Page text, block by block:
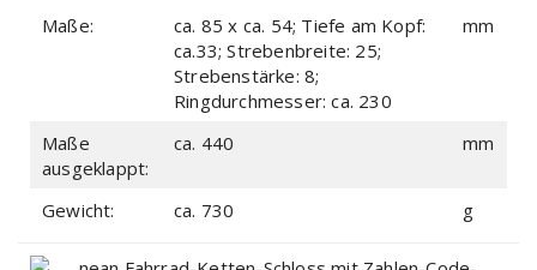
Maße:
ca. 85 x ca. 54; Tiefe am Kopf:
ca.33; Strebenbreite: 25;
Strebenstärke: 8;
Ringdurchmesser: ca. 230
mm
Maße
ausgeklappt:
ca. 440 mm
Gewicht: ca. 730 g